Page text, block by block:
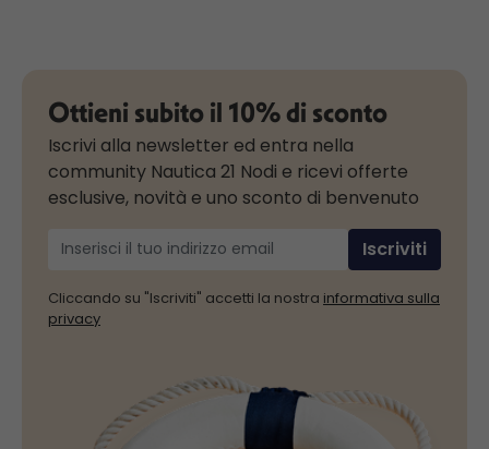
Ottieni subito il 10% di sconto
Iscrivi alla newsletter ed entra nella
community Nautica 21 Nodi e ricevi offerte
esclusive, novità e uno sconto di benvenuto
Iscriviti
Cliccando su "Iscriviti" accetti la nostra informativa sulla
privacy